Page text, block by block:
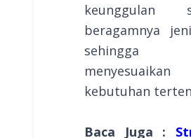
keunggulan
beragamnya
sehingga
menyesuaikan
kebutuhan
Baca Juga :